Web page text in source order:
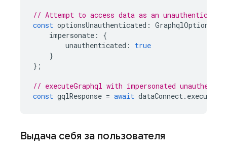
// Attempt to access data as an unauthenticated
const optionsUnauthenticated :
impersonate :
{
unauthenticated :
true
}
};
// executeGraphql with impersonated
const gqlResponse = await dataConnect.
Выдача себя за пользователя